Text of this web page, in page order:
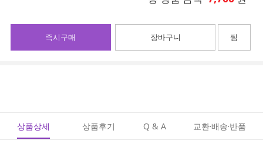
장바구니
즉시구매 찜
상품상세 상품후기 Q & A 교환·배송·반품